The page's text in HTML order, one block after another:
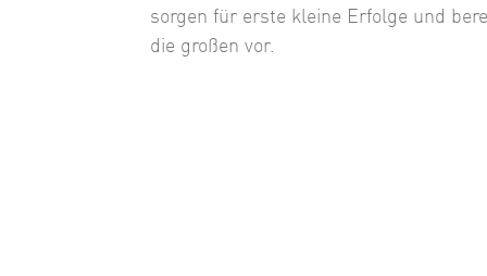
sorgen für erste kleine Erfolge und
die großen vor.